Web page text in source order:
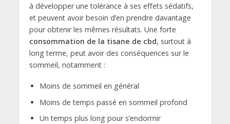
à développer une tolérance à ses effets sédatifs,
et peuvent avoir besoin d’en prendre davantage
pour obtenir les mêmes résultats. Une forte
consommation de la tisane de cbd, surtout à
long terme, peut avoir des conséquences sur le
sommeil, notamment :
Moins de sommeil en général
Moins de temps passé en sommeil profond
Un temps plus long pour s’endormir